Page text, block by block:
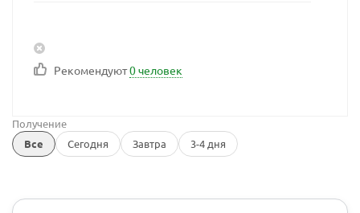
Рекомендуют0 человек
Получение
Все
Сегодня Завтра 3-4 дня